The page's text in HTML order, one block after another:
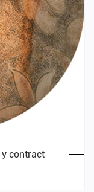
y contract